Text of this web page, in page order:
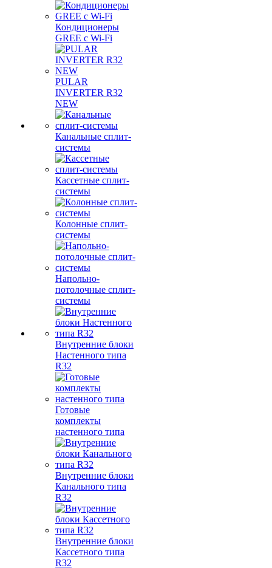
Кондиционеры
GREE с Wi-Fi
PULAR
INVERTER R32
NEW
Канальные сплит-
системы
Кассетные сплит-
системы
Колонные сплит-
системы
Напольно-
потолочные сплит-
системы
Внутренние блоки
Настенного типа
R32
Готовые
комплекты
настенного типа
Внутренние блоки
Канального типа
R32
Внутренние блоки
Кассетного типа
R32